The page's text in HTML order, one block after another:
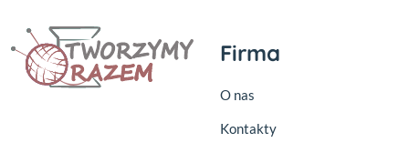
Firma
O nas
Kontakty